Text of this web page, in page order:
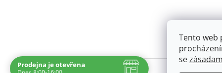
Tento web
se
Prodejna je otevřena